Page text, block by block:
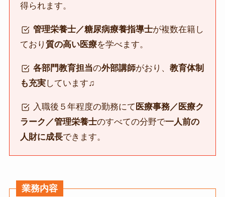
得られます。
管理栄養士／糖尿病療養指導士が複数在籍し
ており質の高い医療を学べます。
各部門教育担当の外部講師がおり、 教育体制
も充実しています♫
入職後５年程度の勤務にて 医療事務／医療ク
ラーク／管理栄養士のすべての分野で一人前の
人財に成長できます。
業務内容